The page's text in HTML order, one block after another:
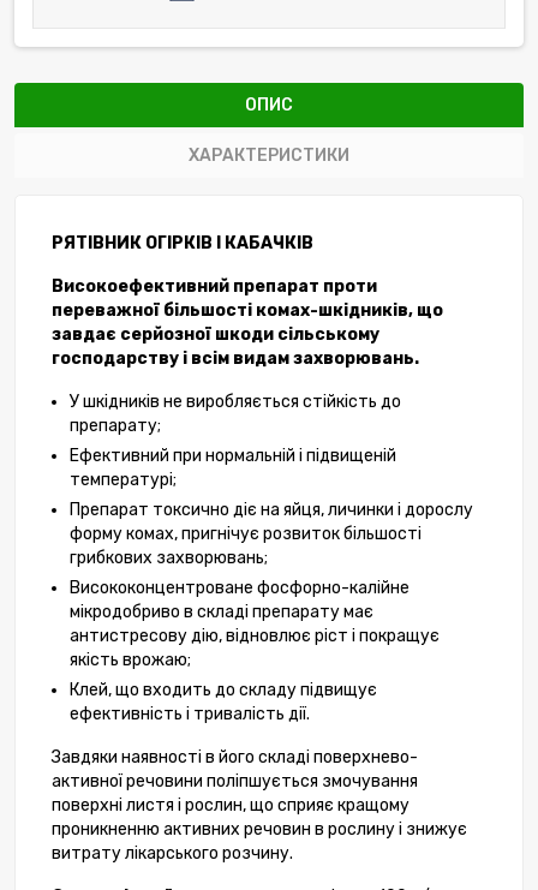
ОПИС
ХАРАКТЕРИСТИКИ
РЯТІВНИК ОГІРКІВ І КАБАЧКІВ
Високоефективний препарат проти
переважної більшості комах-шкідників, що
завдає серйозної шкоди сільському
господарству і всім видам захворювань.
У шкідників не виробляється стійкість до
препарату;
Ефективний при нормальній і підвищеній
температурі;
Препарат токсично діє на яйця, личинки і дорослу
форму комах, пригнічує розвиток більшості
грибкових захворювань;
Висококонцентроване фосфорно-калійне
мікродобриво в складі препарату має
антистресову дію, відновлює ріст і покращує
якість врожаю;
Клей, що входить до складу підвищує
ефективність і тривалість дії.
Завдяки наявності в його складі поверхнево-
активної речовини поліпшується змочування
поверхні листя і рослин, що сприяє кращому
проникненню активних речовин в рослину і знижує
витрату лікарського розчину.